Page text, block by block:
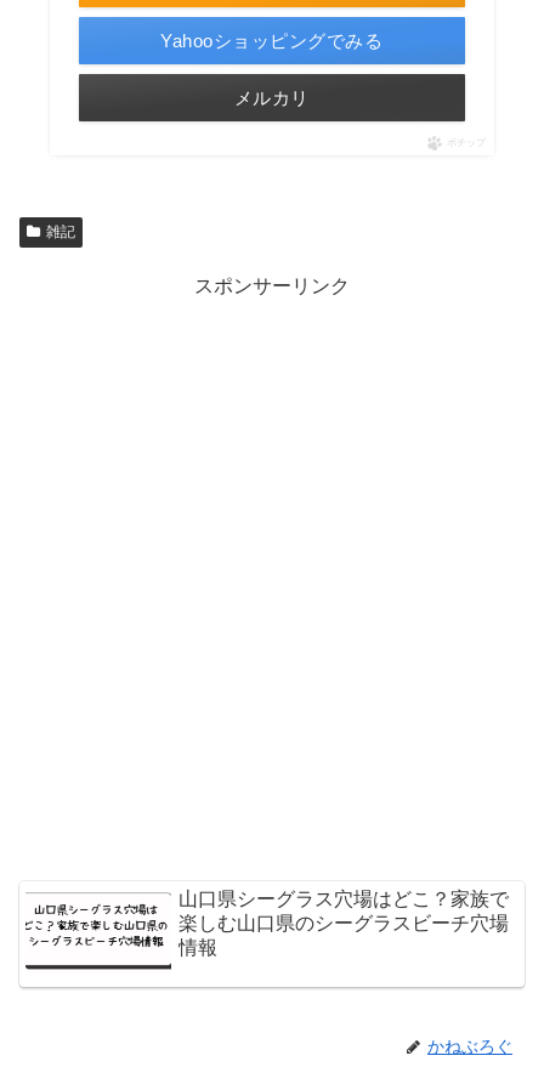
Yahooショッピングでみる
メルカリ
ポチップ
雑記
スポンサーリンク
山口県シーグラス穴場はどこ？家族で
楽しむ山口県のシーグラスビーチ穴場
情報
かねぶろぐ